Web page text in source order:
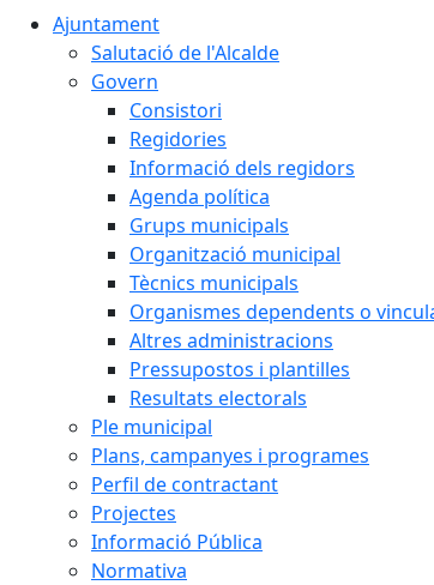
Ajuntament
Salutació de l'Alcalde
Govern
Consistori
Regidories
Informació dels regidors
Agenda política
Grups municipals
Organització municipal
Tècnics municipals
Organismes dependents o
Altres administracions
Pressupostos i plantilles
Resultats electorals
Ple municipal
Plans, campanyes i programes
Perfil de contractant
Projectes
Informació Pública
Normativa